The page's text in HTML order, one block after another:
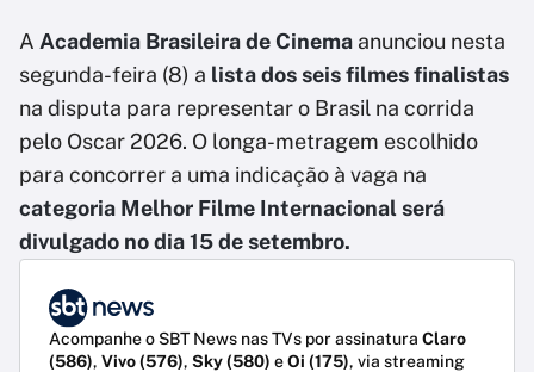
A Academia Brasileira de Cinema anunciou nesta
segunda-feira (8) a lista dos seis filmes finalistas
na disputa para representar o Brasil na corrida
pelo Oscar 2026. O longa-metragem escolhido
para concorrer a uma indicação à vaga na
categoria Melhor Filme Internacional será
divulgado no dia 15 de setembro.
Acompanhe o SBT News nas TVs por assinatura Claro
(586), Vivo (576), Sky (580) eOi (175), via streaming